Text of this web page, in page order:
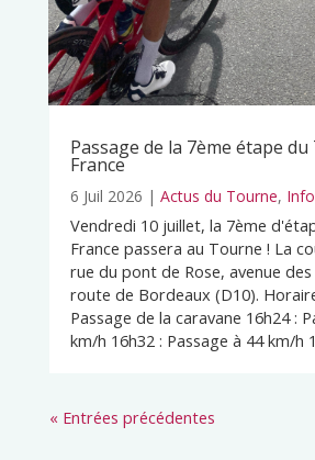
Passage de la 7ème étape
France
6 Juil 2026 | Actus du Tourne,
Vendredi 10 juillet, la 7ème
France passera au Tourne ! La
rue du pont de Rose, avenue
route de Bordeaux (D10).
Passage de la caravane 16h24 :
km/h 16h32 : Passage à 44 km/h
« Entrées précédentes